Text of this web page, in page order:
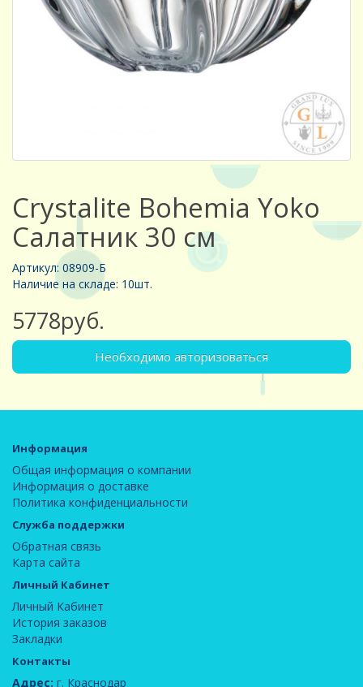
Crystalite Bohemia Yoko
Салатник 30 см
Артикул: 08909-Б
Наличие на складе: 10шт.
5778руб.
Необходимо авторизоваться
Информация
Общая информация о компании
Информация о доставке
Политика конфиденциальности
Служба поддержки
Обратная связь
Карта сайта
Личный Кабинет
Личный Кабинет
История заказов
Закладки
Контакты
Адрес: г. Краснодар